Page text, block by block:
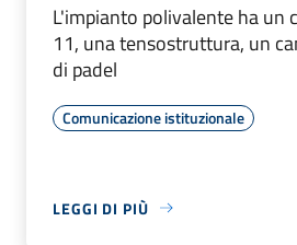
L'impianto polivalente ha un
11, una tensostruttura, un
di padel
Comunicazione istituzionale
LEGGI DI PIÙ